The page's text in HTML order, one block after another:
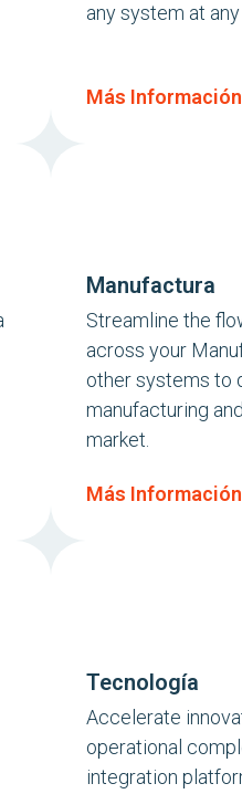
any system at any
Más Información
Manufactura
Streamline the
across your
other systems to
manufacturing
market.
Más Información
Tecnología
Accelerate
operational
integration